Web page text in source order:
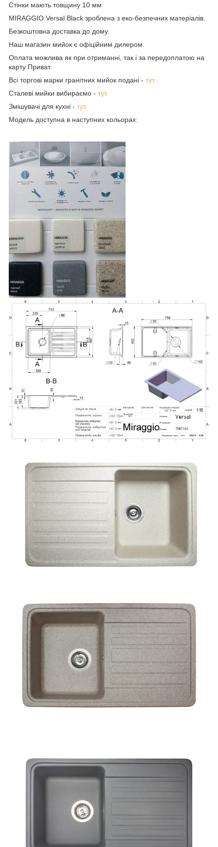
Стінки мають товщину 10 мм
MIRAGGIO Versal Black зроблена з еко-безпечних матеріалів.
Безкоштовна доставка до дому.
Наш магазин мийок є офіційним дилером.
Оплата можлива як при отриманні, так і за передоплатою на
карту Приват.
Всі торгові марки гранітних мийок подані - тут.
Сталеві мийки вибираємо - тут.
Змішувачі для кухні - тут.
Модель доступна в наступних кольорах: